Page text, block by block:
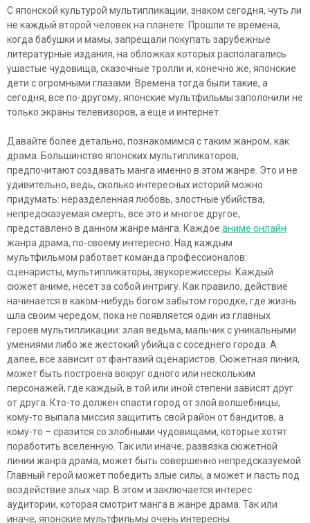
С японской культурой мультипликации, знаком сегодня, чуть ли
не каждый второй человек на планете. Прошли те времена,
когда бабушки и мамы, запрещали покупать зарубежные
литературные издания, на обложках которых располагались
ушастые чудовища, сказочные тролли и, конечно же, японские
дети с огромными глазами. Времена тогда были такие, а
сегодня, все по-другому, японские мультфильмы заполонили не
только экраны телевизоров, а еще и интернет.
Давайте более детально, познакомимся с таким жанром, как
драма. Большинство японских мультипликаторов,
предпочитают создавать манга именно в этом жанре. Это и не
удивительно, ведь, сколько интересных историй можно
придумать: неразделенная любовь, злостные убийства,
непредсказуемая смерть, все это и многое другое,
представлено в данном жанре манга. Каждое аниме онлайн
жанра драма, по-своему интересно. Над каждым
мультфильмом работает команда профессионалов:
сценаристы, мультипликаторы, звукорежиссеры. Каждый
сюжет аниме, несет за собой интригу. Как правило, действие
начинается в каком-нибудь богом забытом городке, где жизнь
шла своим чередом, пока не появляется один из главных
героев мультипликации: злая ведьма, мальчик с уникальными
умениями либо же жестокий убийца с соседнего города. А
далее, все зависит от фантазий сценаристов. Сюжетная линия,
может быть построена вокруг одного или нескольким
персонажей, где каждый, в той или иной степени зависят друг
от друга. Кто-то должен спасти город от злой волшебницы,
кому-то выпала миссия защитить свой район от бандитов, а
кому-то – сразится со злобными чудовищами, которые хотят
поработить вселенную. Так или иначе, развязка сюжетной
линии жанра драма, может быть совершенно непредсказуемой.
Главный герой может победить злые силы, а может и пасть под
воздействие злых чар. В этом и заключается интерес
аудитории, которая смотрит манга в жанре драма. Так или
иначе, японские мультфильмы очень интересны.